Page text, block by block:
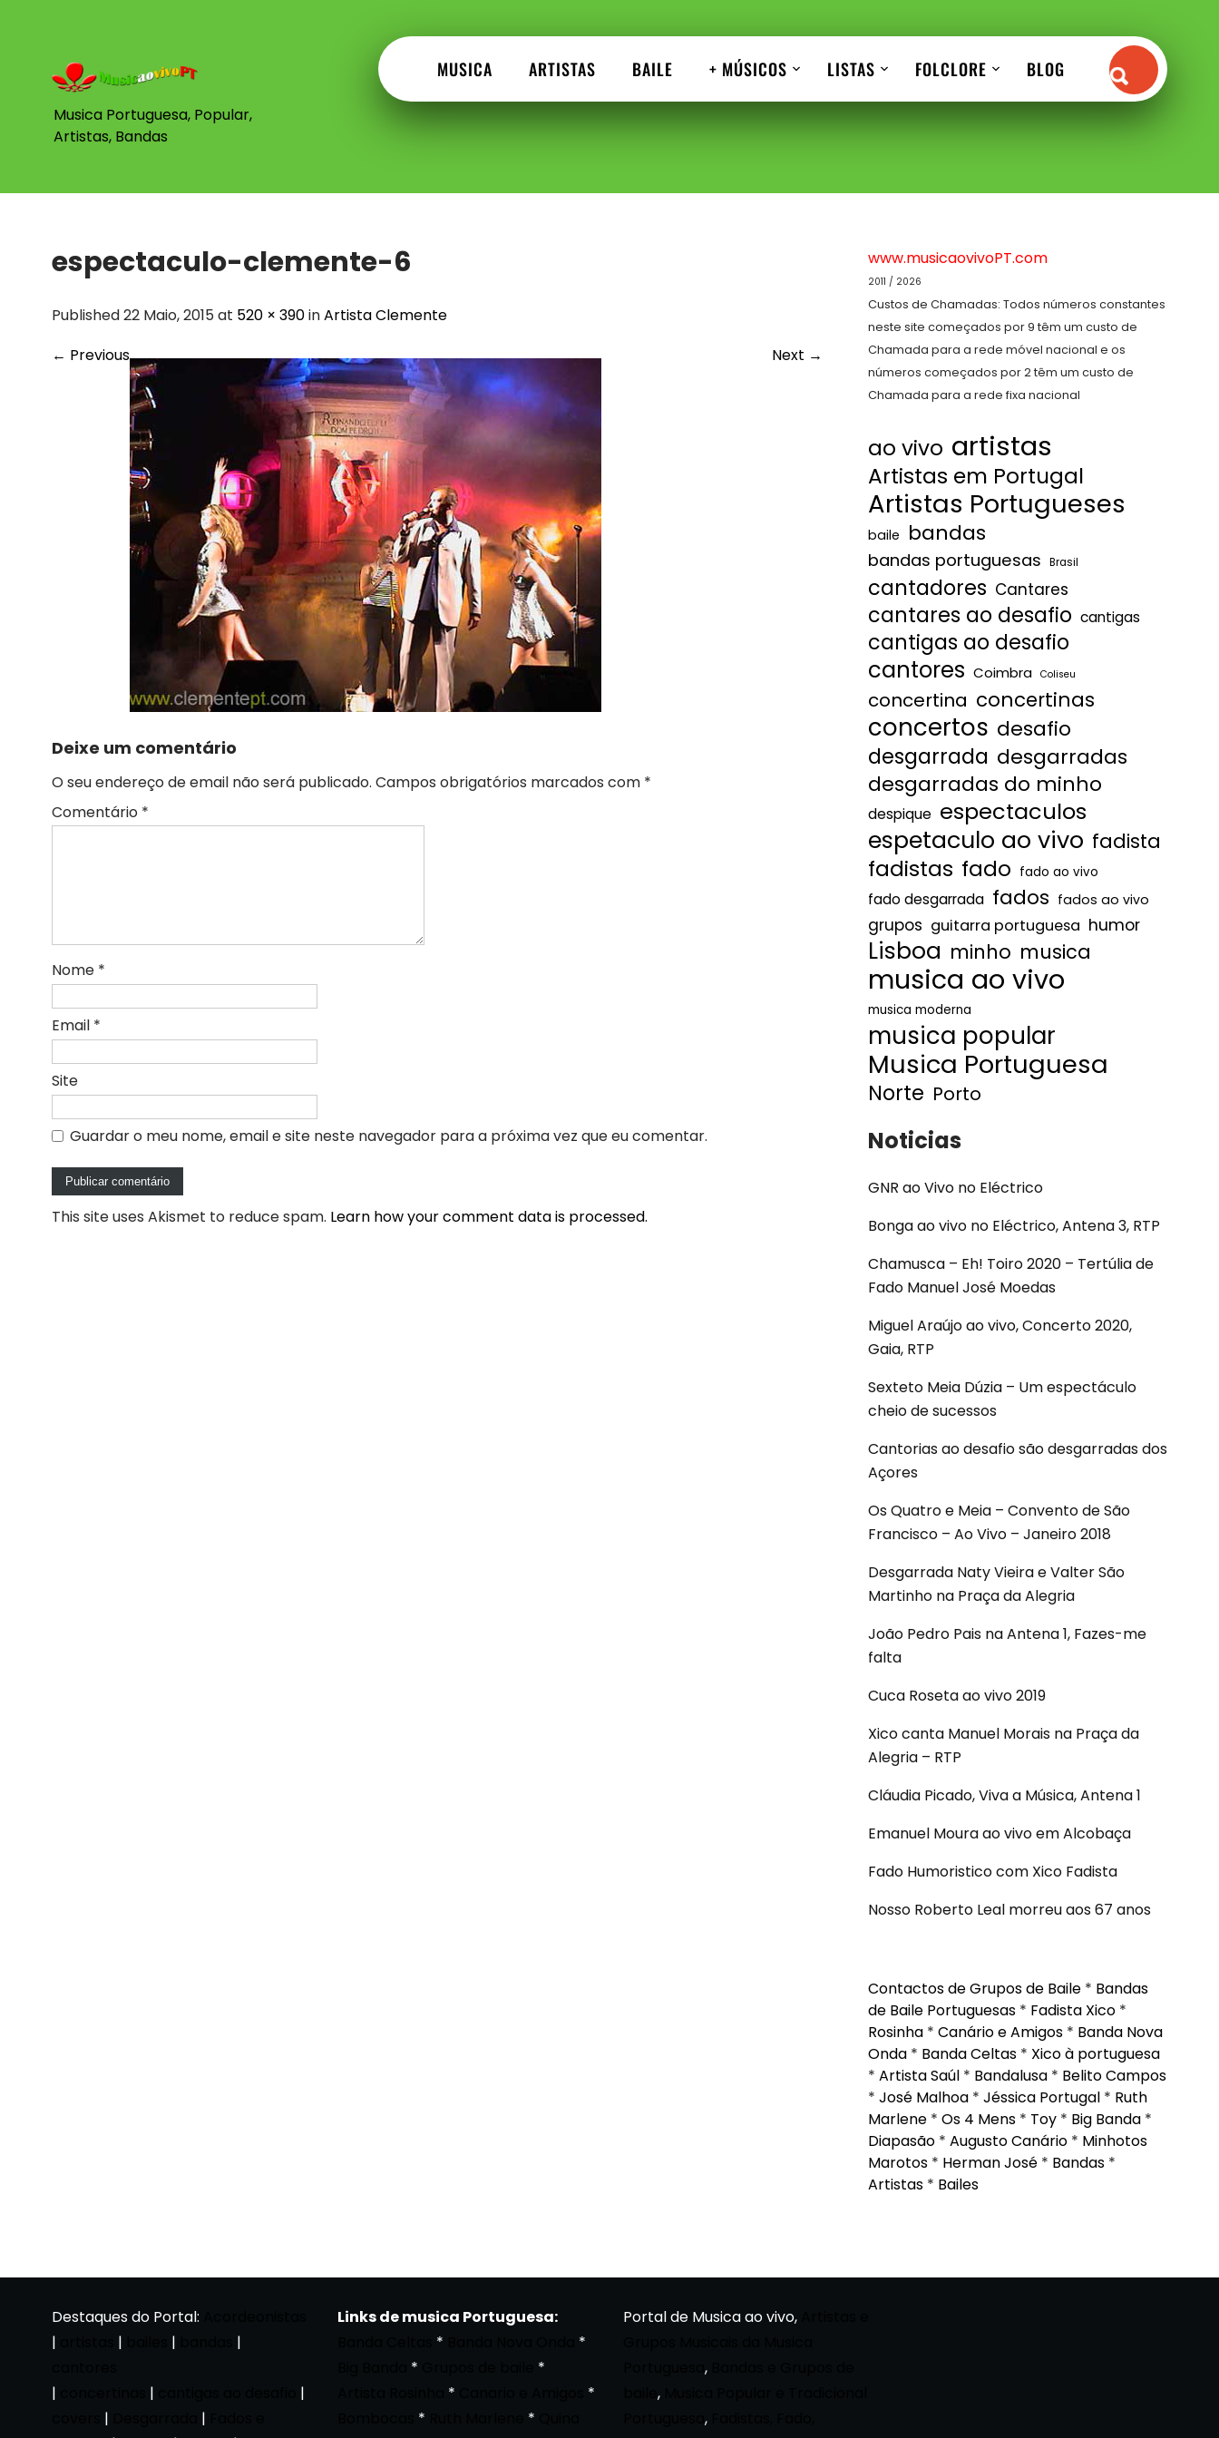
Musica Portuguesa, Popular,
Artistas, Bandas
MUSICA ARTISTAS BAILE + MÚSICOS LISTAS FOLCLORE BLOG
espectaculo-clemente-6
Published 22 Maio, 2015 at 520 × 390inArtista Clemente
← Previous Next →
Deixe um comentário
O seu endereço de email não será publicado. Campos obrigatórios marcados com *
Comentário *
Nome *
Email *
Site
Guardar o meu nome, email e site neste navegador para a próxima vez que eu comentar.
This site uses Akismet to reduce spam. Learn how your comment data is processed.
www.musicaovivoPT.com
2011 / 2026
Custos de Chamadas: Todos números constantes
neste site começados por 9 têm um custo de
Chamada para a rede móvel nacional e os
números começados por 2 têm um custo de
Chamada para a rede fixa nacional
ao vivo artistas
Artistas em Portugal
Artistas Portugueses
baile bandas
bandas portuguesas Brasil
cantadores Cantares
cantares ao desafio cantigas
cantigas ao desafio
cantores Coimbra Coliseu
concertina concertinas
concertos desafio
desgarrada desgarradas
desgarradas do minho
despique espectaculos
espetaculo ao vivo fadista
fadistas fado fado ao vivo
fado desgarrada fados fados ao vivo
grupos guitarra portuguesa humor
Lisboa minho musica
musica ao vivo
musica moderna
musica popular
Musica Portuguesa
Norte Porto
Noticias
GNR ao Vivo no Eléctrico
Bonga ao vivo no Eléctrico, Antena 3, RTP
Chamusca – Eh! Toiro 2020 – Tertúlia de
Fado Manuel José Moedas
Miguel Araújo ao vivo, Concerto 2020,
Gaia, RTP
Sexteto Meia Dúzia – Um espectáculo
cheio de sucessos
Cantorias ao desafio são desgarradas dos
Açores
Os Quatro e Meia – Convento de São
Francisco – Ao Vivo – Janeiro 2018
Desgarrada Naty Vieira e Valter São
Martinho na Praça da Alegria
João Pedro Pais na Antena 1, Fazes-me
falta
Cuca Roseta ao vivo 2019
Xico canta Manuel Morais na Praça da
Alegria – RTP
Cláudia Picado, Viva a Música, Antena 1
Emanuel Moura ao vivo em Alcobaça
Fado Humoristico com Xico Fadista
Nosso Roberto Leal morreu aos 67 anos
Contactos de Grupos de Baile * Bandas
de Baile Portuguesas * Fadista Xico *
Rosinha * Canário e Amigos * Banda Nova
Onda * Banda Celtas * Xico à portuguesa
* Artista Saúl * Bandalusa * Belito Campos
* José Malhoa * Jéssica Portugal * Ruth
Marlene * Os 4 Mens * Toy * Big Banda *
Diapasão * Augusto Canário * Minhotos
Marotos * Herman José * Bandas *
Artistas * Bailes
Destaques do Portal:
|
| |
|
|
|
|
| |
Links de musica Portuguesa:
*
*
*
*
*
*
* *
Portal de Musica ao vivo,
,
,
,